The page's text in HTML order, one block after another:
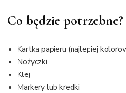
Co będzie potrzebne?
Kartka papieru (najlepiej
Nożyczki
Klej
Markery lub kredki